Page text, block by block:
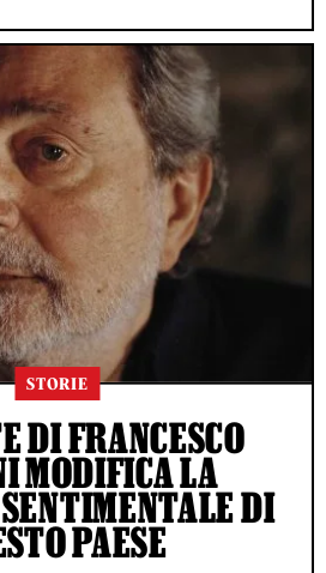
STORIE
DI FRANCESCO
MODIFICA LA
DI
PAESE